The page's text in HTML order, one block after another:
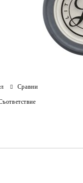
Сравни